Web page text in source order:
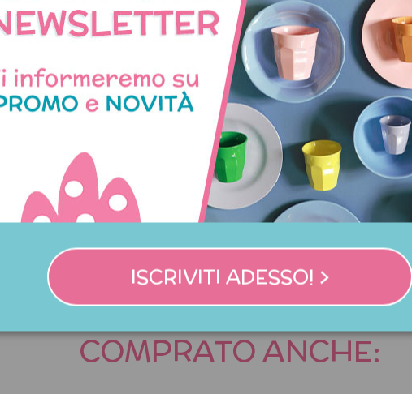
41,50 €
Piatto fondo bimbo
dinosauri
11,90 €
ACQUISTATO
COMPRATO ANCHE:
ISCRIVITI ADESSO! >